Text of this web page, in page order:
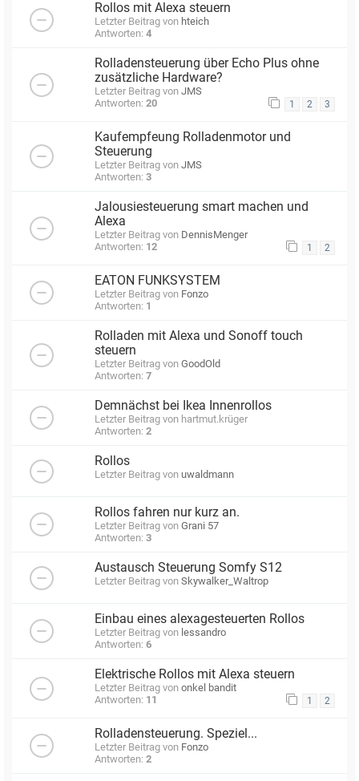
Rollos mit Alexa steuern
Letzter Beitrag von hteich
Antworten: 4
Rolladensteuerung über Echo Plus ohne
zusätzliche Hardware?
Letzter Beitrag von JMS
Antworten: 20 1 2 3
Kaufempfeung Rolladenmotor und
Steuerung
Letzter Beitrag von JMS
Antworten: 3
Jalousiesteuerung smart machen und
Alexa
Letzter Beitrag von DennisMenger
Antworten: 12 1 2
EATON FUNKSYSTEM
Letzter Beitrag von Fonzo
Antworten: 1
Rolladen mit Alexa und Sonoff touch
steuern
Letzter Beitrag von GoodOld
Antworten: 7
Demnächst bei Ikea Innenrollos
Letzter Beitrag von hartmut.krüger
Antworten: 2
Rollos
Letzter Beitrag von uwaldmann
Rollos fahren nur kurz an.
Letzter Beitrag von Grani 57
Antworten: 3
Austausch Steuerung Somfy S12
Letzter Beitrag von Skywalker_Waltrop
Einbau eines alexagesteuerten Rollos
Letzter Beitrag von lessandro
Antworten: 6
Elektrische Rollos mit Alexa steuern
Letzter Beitrag von onkel bandit
Antworten: 11 1 2
Rolladensteuerung. Speziel...
Letzter Beitrag von Fonzo
Antworten: 2